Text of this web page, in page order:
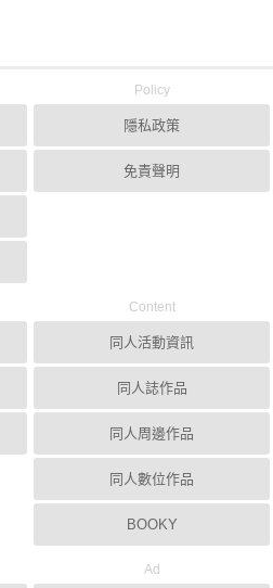
Policy
隱私政策
免責聲明
Content
同人活動資訊
同人誌作品
同人周邊作品
同人數位作品
BOOKY
Ad